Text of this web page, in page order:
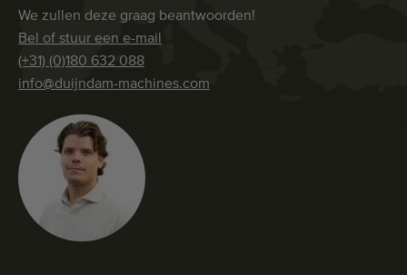
We zullen deze graag beantwoorden!
Bel of stuur een e-mail
(+31) (0)180 632 088
info@duijndam-machines.com